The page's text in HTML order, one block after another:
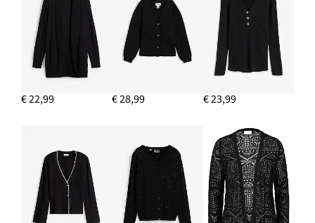
IN WINKELMANDJE
€ 22,99 € 28,99 € 23,99